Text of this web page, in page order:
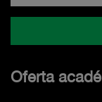
Oferta